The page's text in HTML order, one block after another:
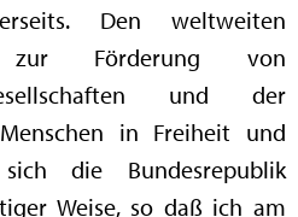
Den weltweiten
zur Förderung von
und der
in Freiheit und
die Bundesrepublik
Weise, so daß ich am